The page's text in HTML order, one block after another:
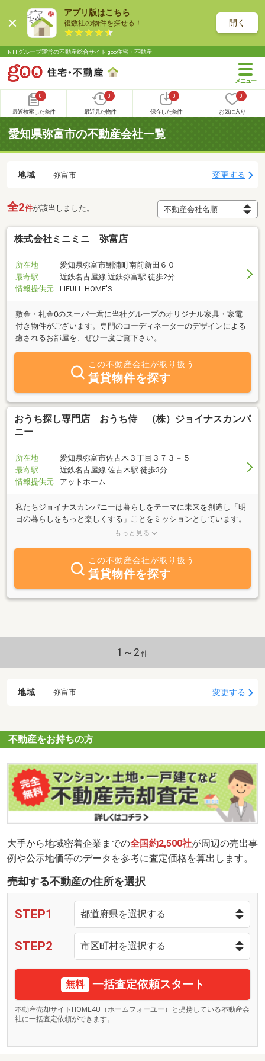
アプリ版はこちら
複数社の物件を探せる！ 開く
NTTグループ運営の不動産総合サイト goo住宅・不動産
0
最近検索した条件
0
最近見た物件
0
保存した条件
0
お気に入り
愛知県弥富市の不動産会社一覧
地域 弥富市 変更する
全2件が該当しました。
株式会社ミニミニ 弥富店
所在地
愛知県弥富市鯏浦町南前新田６０
最寄駅
近鉄名古屋線 近鉄弥富駅 徒歩2分
情報提供元
LIFULL HOME'S
敷金・礼金0のスーパー君に当社グループのオリジナル家具・家電
付き物件がございます。専門のコーディネーターのデザインによる
癒されるお部屋を、ぜひ一度ご覧下さい。
この不動産会社が取り扱う
賃貸物件を探す
おうち探し専門店 おうち侍 （株）ジョイナスカンパ
ニー
所在地
愛知県弥富市佐古木３丁目３７３－５
最寄駅
近鉄名古屋線 佐古木駅 徒歩3分
情報提供元
アットホーム
私たちジョイナスカンパニーは暮らしをテーマに未来を創造し「明
日の暮らしをもっと楽しくする」ことをミッションとしています。
マイホームには新築注文住宅、新築分譲住宅、中古住宅など様々な
多くの皆様へ幸せを届けたいという想いでお手伝いさせて頂いてお
ります。住宅購入・住宅ローン・リフォーム・売却・税金・資産運
用などもサポートしております。経験豊富なスタッフが今後も皆様
のご希望に応えられるように努力して参ります。弥富市、蟹江町、
愛西市、津島市、あま市、大治町の不動産のことならおうち探し専
もっと見る
この不動産会社が取り扱う
賃貸物件を探す
1～2 件
地域 弥富市 変更する
不動産をお持ちの方
大手から地域密着企業までの全国約2,500社が周辺の売出事
例や公示地価等のデータを参考に査定価格を算出します。
売却する不動産の住所を選択
STEP1
STEP2
無料 一括査定依頼スタート
不動産売却サイトHOME4U（ホームフォーユー）と提携している不動産会
社に一括査定依頼ができます。